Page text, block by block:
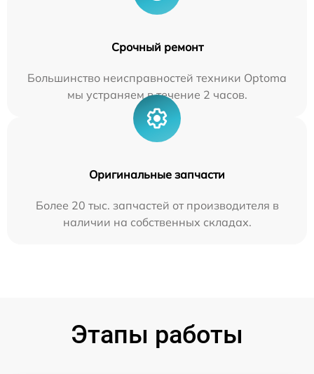
Срочный ремонт
Большинство неисправностей техники Optoma
мы устраняем в течение 2 часов.
Оригинальные запчасти
Более 20 тыс. запчастей от производителя в
наличии на собственных складах.
Этапы работы